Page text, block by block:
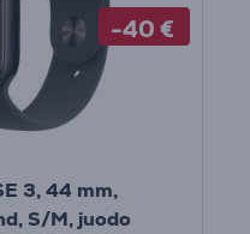
-40 €
3, 44 mm,
S/M, juodo